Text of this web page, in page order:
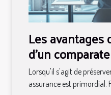
Les
d'un
les
Lorsqu'il s'agit de
assurance est primordial.